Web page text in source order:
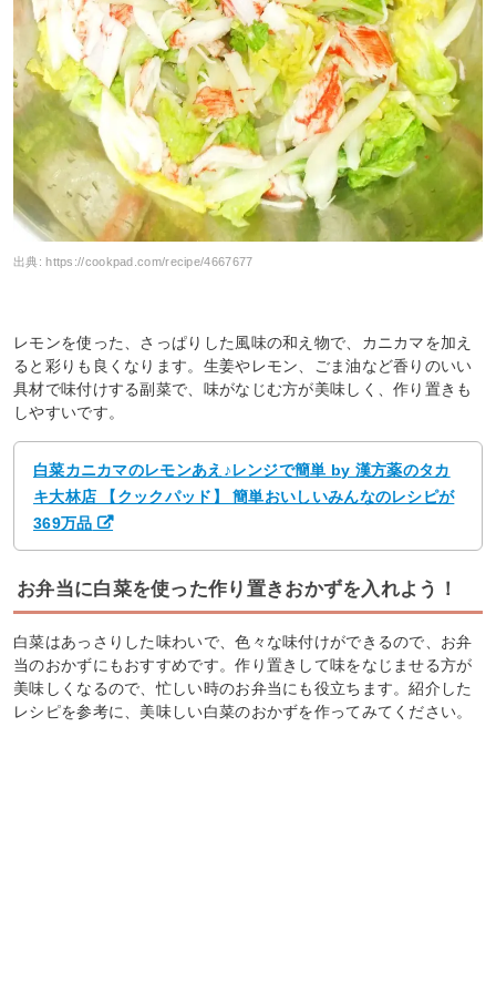
出典:https://cookpad.com/recipe/4667677
レモンを使った、さっぱりした風味の和え物で、カニカマを加え
ると彩りも良くなります。生姜やレモン、ごま油など香りのいい
具材で味付けする副菜で、味がなじむ方が美味しく、作り置きも
しやすいです。
白菜カニカマのレモンあえ♪レンジで簡単 by 漢方薬のタカ
キ大林店 【クックパッド】 簡単おいしいみんなのレシピが
369万品
お弁当に白菜を使った作り置きおかずを入れよう！
白菜はあっさりした味わいで、色々な味付けができるので、お弁
当のおかずにもおすすめです。作り置きして味をなじませる方が
美味しくなるので、忙しい時のお弁当にも役立ちます。紹介した
レシピを参考に、美味しい白菜のおかずを作ってみてください。